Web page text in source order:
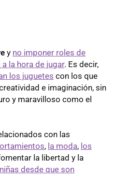
y no imponer roles de
la hora de jugar. Es decir,
los juguetes con los que
e imaginación, sin
y maravilloso como el
con las
, la moda, los
la libertad y la
desde que son